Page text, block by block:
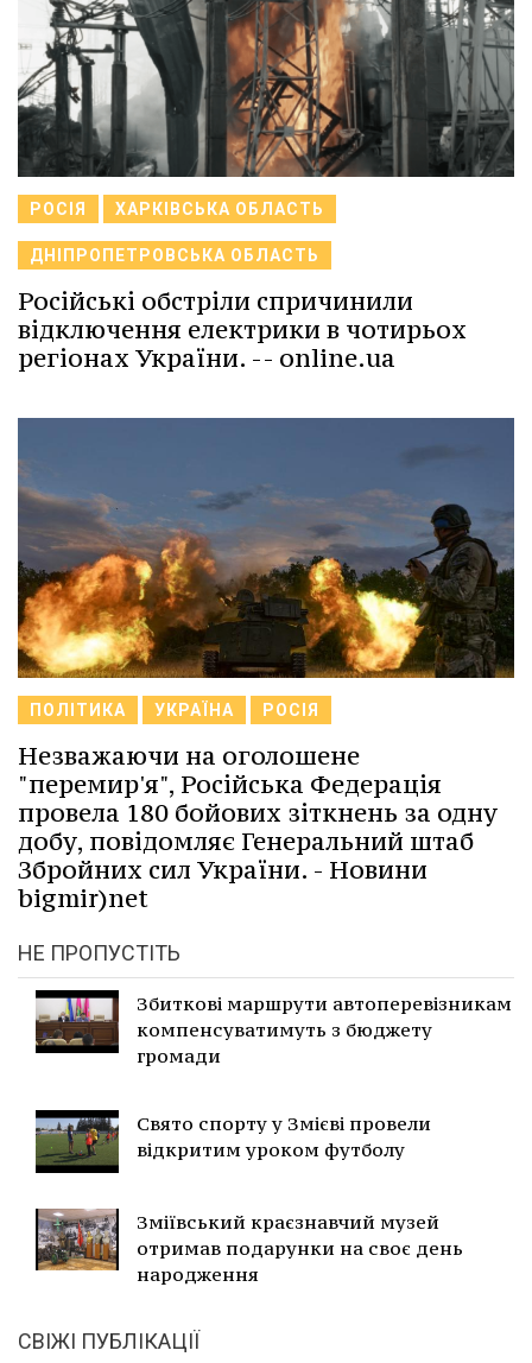
РОСІЯ ХАРКІВСЬКА ОБЛАСТЬ
ДНІПРОПЕТРОВСЬКА ОБЛАСТЬ
Російські обстріли спричинили
відключення електрики в чотирьох
регіонах України. -- online.ua
ПОЛІТИКА УКРАЇНА РОСІЯ
Незважаючи на оголошене
"перемир'я", Російська Федерація
провела 180 бойових зіткнень за одну
добу, повідомляє Генеральний штаб
Збройних сил України. - Новини
bigmir)net
НЕ ПРОПУСТІТЬ
Збиткові маршрути автоперевізникам
компенсуватимуть з бюджету
громади
Свято спорту у Змієві провели
відкритим уроком футболу
Зміївський краєзнавчий музей
отримав подарунки на своє день
народження
СВІЖІ ПУБЛІКАЦІЇ